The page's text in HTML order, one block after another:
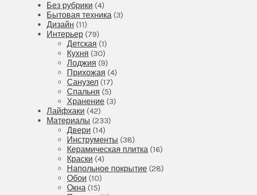
Без рубрики (4)
Бытовая техника (3)
Дизайн (11)
Интерьер (79)
Детская (1)
Кухня (30)
Лоджия (9)
Прихожая (4)
Санузел (17)
Спальня (5)
Хранение (3)
Лайфхаки (42)
Материалы (233)
Двери (14)
Инструменты (38)
Керамическая плитка (16)
Краски (4)
Напольное покрытие (28)
Обои (10)
Окна (15)